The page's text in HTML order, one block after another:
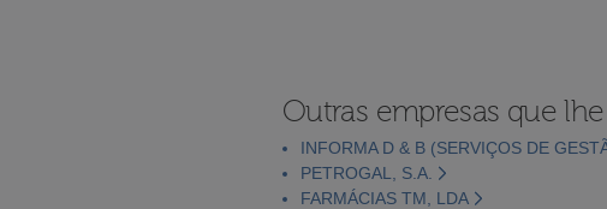
Outras empresas que
INFORMA D & B (SERVIÇOS DE
PETROGAL, S.A.
FARMÁCIAS TM, LDA